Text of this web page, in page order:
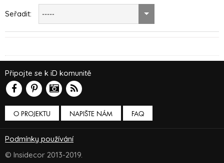
Seřadit: -----
O PROJEKTU NAPIŠTE NÁM
Připojte se k iD komunitě
FAQ
Podmínky používání
© Insidecor 2013-2019.